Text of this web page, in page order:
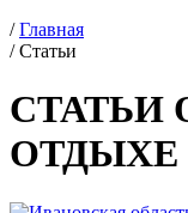
/Главная
/Статьи
СТАТЬИ
ОТДЫХЕ